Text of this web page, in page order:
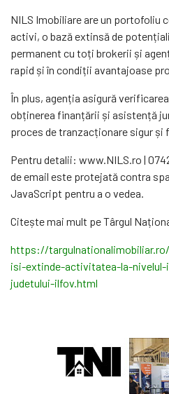
NILS Imobiliare are un portofoliu
activi, o bază extinsă de
permanent cu toți brokerii și
rapid și în condiții avantajoase
În plus, agenția asigură
obținerea finanțării și asistență
proces de tranzacționare sigur și
Pentru detalii: www.NILS.ro |
de email este protejată contra
JavaScript pentru a o vedea.
Citește mai mult pe Târgul
https://
isi-extinde-activitatea-la-
judetului-ilfov.html